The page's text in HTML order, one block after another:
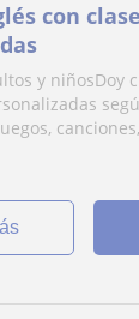
con
y niñosDoy